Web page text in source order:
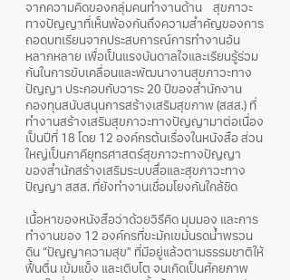
จากความคิดของกลุ่มคนทำงานด้าน สุขภาวะ
ทางปัญญาที่เห็นพ้องกันถึงความสำคัญของการ
ถอดบทเรียนจากประสบการณ์การทำงานอัน
หลากหลาย เพื่อเป็นแรงบันดาลใจและเรียนรู้ร่วม
กันในการขับเคลื่อนและพัฒนางานสุขภาวะทาง
ปัญญา ประกอบกับวาระ 20 ปีของสำนักงาน
กองทุนสนับสนุนการสร้างเสริมสุขภาพ (สสส.) ที่
ทำงานสร้างเสริมสุขภาวะทางปัญญามาต่อเนื่อง
เป็นปีที่ 18 โดย 12 องค์กรต้นเรื่องในหนังสือ ส่วน
ใหญ่เป็นภาคียุทธศาสตร์สุขภาวะทางปัญญา
ของสำนักสร้างเสริมระบบสื่อและสุขภาวะทาง
ปัญญา สสส. ที่ยังทำงานเชื่อมโยงกันใกล้ชิด
เนื้อหาของหนังสือว่าด้วยวิธีคิด มุมมอง และการ
ทำงานของ 12 องค์กรที่ขะมักเขม้นรดน้ำพรวน
ดิน “ปัญญาความสุข” ที่มีอยู่แล้วตามธรรมชาติให้
ฟื้นตื่น เข้มแข็ง และเติบโต จนเกิดเป็นศักยภาพ